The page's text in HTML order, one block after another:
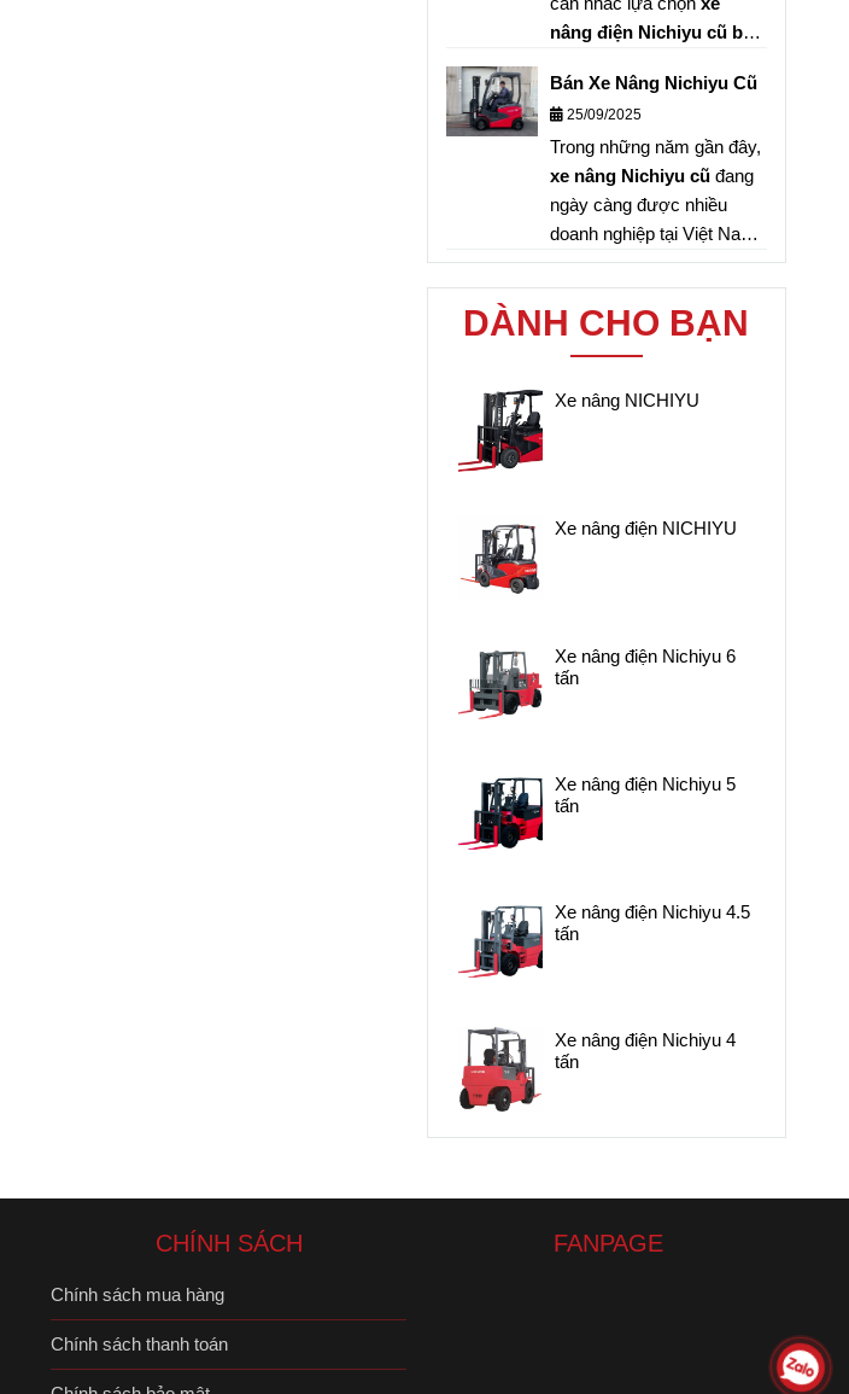
hệ ngay vớiG-MAC Việt
Namđể được tư vấn và
hợp nhất
nâng điện Nichiyu cũ bãi
Đây là giải pháp hoàn hảo
giúp doanh nghiệp tiết kiệm
chi phí, sở hữu phương
tiện nâng hạ chất lượng
cao, bền bỉ và an toàn.
Bán Xe Nâng Nichiyu Cũ
25/09/2025
Trong những năm gần đây,
xe nâng Nichiyu cũ đang
ngày càng được nhiều
doanh nghiệp tại Việt Nam
lựa chọn bởi sự bền bỉ, tiết
kiệm chi phí và chất lượng
vượt trội. Nichiyu là
với ưu điểm vận hành êm
DÀNH CHO BẠN
Xe nâng NICHIYU
Xe nâng điện NICHIYU
Xe nâng điện Nichiyu 6
tấn
Xe nâng điện Nichiyu 5
tấn
Xe nâng điện Nichiyu 4.5
tấn
Xe nâng điện Nichiyu 4
tấn
CHÍNH SÁCH
Chính sách mua hàng
Chính sách thanh toán
FANPAGE